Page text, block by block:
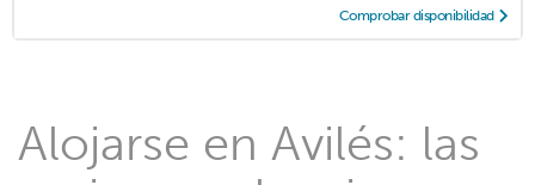
Comprobar disponibilidad
Alojarse en Avilés: las